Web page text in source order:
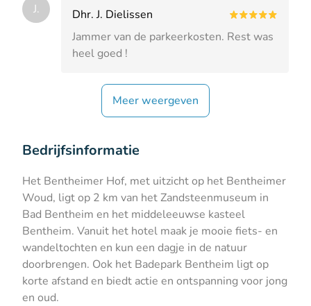
J.
Dhr. J. Dielissen
Jammer van de parkeerkosten. Rest was
heel goed !
Meer weergeven
Bedrijfsinformatie
Het Bentheimer Hof, met uitzicht op het Bentheimer
Woud, ligt op 2 km van het Zandsteenmuseum in
Bad Bentheim en het middeleeuwse kasteel
Bentheim. Vanuit het hotel maak je mooie fiets- en
wandeltochten en kun een dagje in de natuur
doorbrengen. Ook het Badepark Bentheim ligt op
korte afstand en biedt actie en ontspanning voor jong
en oud.